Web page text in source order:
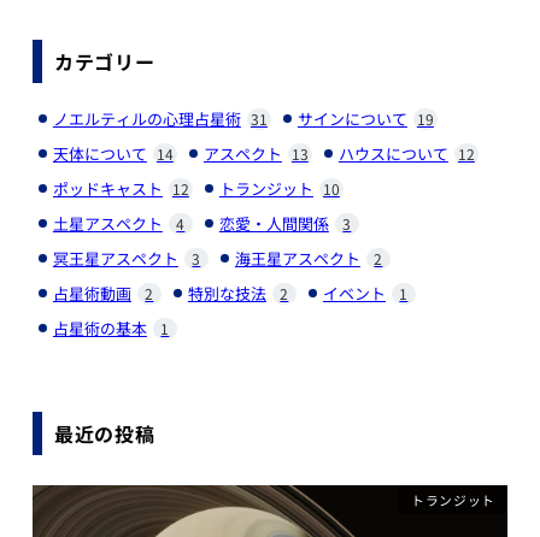
カテゴリー
ノエルティルの心理占星術 31 サインについて 19
天体について 14 アスペクト 13 ハウスについて 12
ポッドキャスト 12 トランジット 10
土星アスペクト 4 恋愛・人間関係 3
冥王星アスペクト 3 海王星アスペクト 2
占星術動画 2 特別な技法 2 イベント 1
占星術の基本 1
最近の投稿
トランジット